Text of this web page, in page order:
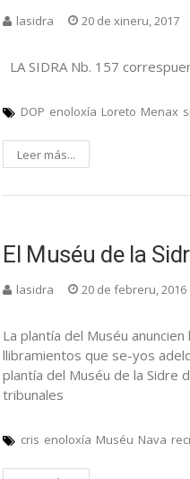
lasidra 20 de xineru, 2017
LA SIDRA Nb. 157
DOP enoloxía Loreto Menax
Leer más...
El Muséu de la
lasidra 20 de febreru, 2016
La plantía del Muséu
llibramientos que se-yos
plantía del Muséu de la Sidre
tribunales
cris enoloxía Muséu Nava